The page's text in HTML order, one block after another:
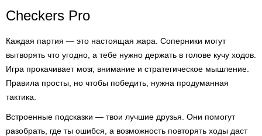
Checkers Pro
Каждая партия — это настоящая жара. Соперники могут
вытворять что угодно, а тебе нужно держать в голове кучу ходов.
Игра прокачивает мозг, внимание и стратегическое мышление.
Правила просты, но чтобы победить, нужна продуманная
тактика.
Встроенные подсказки — твои лучшие друзья. Они помогут
разобрать, где ты ошибся, а возможность повторять ходы даст